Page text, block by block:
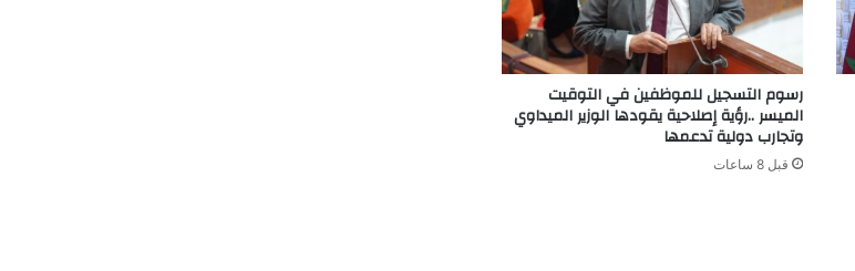
رسوم التسجيل للموظفين في التوقيت
الميسر ..رؤية إصلاحية يقودها الوزير الميداوي
وتجارب دولية تدعمها
قبل 8 ساعات